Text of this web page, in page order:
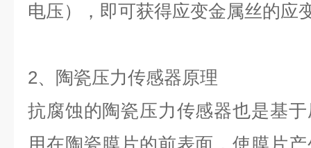
电压），即可获得应变金属丝的应
2、陶瓷压力传感器原理
抗腐蚀的陶瓷压力传感器也是基
用在陶瓷膜片的前表面，使膜片